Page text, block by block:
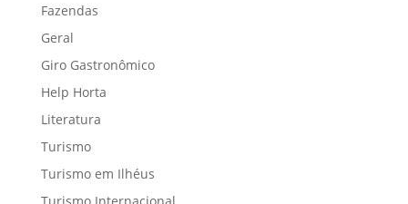
Fazendas
Geral
Giro Gastronômico
Help Horta
Literatura
Turismo
Turismo em Ilhéus